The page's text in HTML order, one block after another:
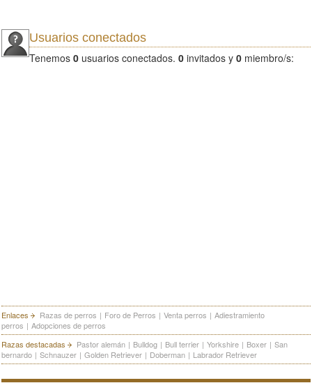
Usuarios conectados
Tenemos 0 usuarios conectados. 0 invitados y 0 miembro/s:
Enlaces Razas de perros | Foro de Perros | Venta perros | Adiestramiento
perros | Adopciones de perros
Razas destacadas
Pastor alemán | Bulldog | Bull terrier | Yorkshire | Boxer | San
bernardo | Schnauzer | Golden Retriever | Doberman | Labrador Retriever